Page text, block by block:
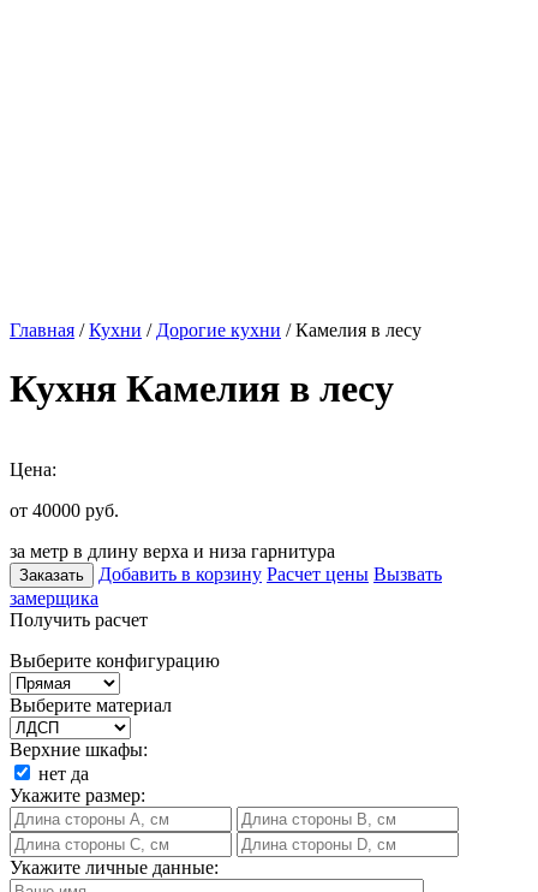
Главная /Кухни / Дорогие кухни / Камелия в лесу
Кухня Камелия в лесу
Цена:
от 40000 руб.
за метр в длину верха и низа гарнитура
Заказать Добавить в корзину Расчет цены Вызвать
замерщика
Получить расчет
Выберите конфигурацию
Выберите материал
Верхние шкафы:
нет да
Укажите размер:
Укажите личные данные: